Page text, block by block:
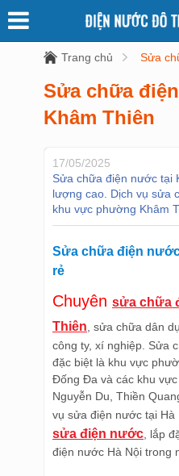
Trang chủ Sửa
Sửa chữa
Khâm Thiên
17/05/2025
Sửa chữa điện nước tại
lượng cao. Dịch vụ sửa
khu vực phường Khâm
Sửa chữa điện
rẻ
Chuyên sửa chữa
Thiên , sửa chữa dân
công ty, xí nghiệp. Sửa
đặc biệt là khu vực
Đống Đa và các khu vực
Nguyễn Du, Thiền
vụ sửa điện nước tại Hà
sửa điện nước , lắp
điện nước Hà Nội trong